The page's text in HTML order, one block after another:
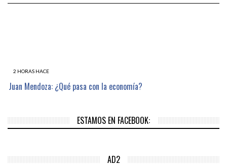
2 HORAS HACE
Juan Mendoza: ¿Qué pasa con la economía?
ESTAMOS EN FACEBOOK:
AD2